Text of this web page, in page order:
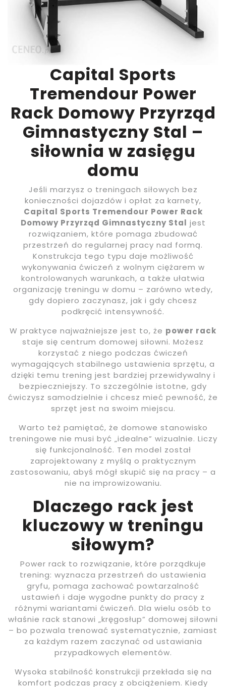
Capital Sports
Tremendour Power
Rack Domowy Przyrząd
Gimnastyczny Stal –
siłownia w zasięgu
domu
Jeśli marzysz o treningach siłowych bez
konieczności dojazdów i opłat za karnety,
Capital Sports Tremendour Power Rack
Domowy Przyrząd Gimnastyczny Stal jest
rozwiązaniem, które pomaga zbudować
przestrzeń do regularnej pracy nad formą.
Konstrukcja tego typu daje możliwość
wykonywania ćwiczeń z wolnym ciężarem w
kontrolowanych warunkach, a także ułatwia
organizację treningu w domu – zarówno wtedy,
gdy dopiero zaczynasz, jak i gdy chcesz
podkręcić intensywność.
W praktyce najważniejsze jest to, że power rack
staje się centrum domowej siłowni. Możesz
korzystać z niego podczas ćwiczeń
wymagających stabilnego ustawienia sprzętu, a
dzięki temu trening jest bardziej przewidywalny i
bezpieczniejszy. To szczególnie istotne, gdy
ćwiczysz samodzielnie i chcesz mieć pewność, że
sprzęt jest na swoim miejscu.
Warto też pamiętać, że domowe stanowisko
treningowe nie musi być „idealne” wizualnie. Liczy
się funkcjonalność. Ten model został
zaprojektowany z myślą o praktycznym
zastosowaniu, abyś mógł skupić się na pracy – a
nie na improwizowaniu.
Dlaczego rack jest
kluczowy w treningu
siłowym?
Power rack to rozwiązanie, które porządkuje
trening: wyznacza przestrzeń do ustawienia
gryfu, pomaga zachować powtarzalność
ustawień i daje wygodne punkty do pracy z
różnymi wariantami ćwiczeń. Dla wielu osób to
właśnie rack stanowi „kręgosłup” domowej siłowni
– bo pozwala trenować systematycznie, zamiast
za każdym razem zaczynać od ustawiania
przypadkowych elementów.
Wysoka stabilność konstrukcji przekłada się na
komfort podczas pracy z obciążeniem. Kiedy